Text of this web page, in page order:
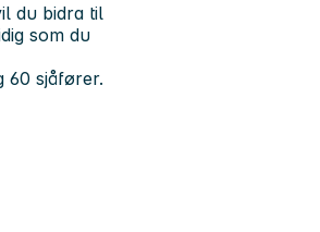
du bidra til
som du
60 sjåfører.